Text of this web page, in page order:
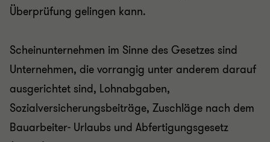
Überprüfung gelingen kann.
Scheinunternehmen im Sinne des Gesetzes sind
Unternehmen, die vorrangig unter anderem darauf
ausgerichtet sind, Lohnabgaben,
Sozialversicherungsbeiträge, Zuschläge nach dem
Bauarbeiter- Urlaubs und Abfertigungsgesetz